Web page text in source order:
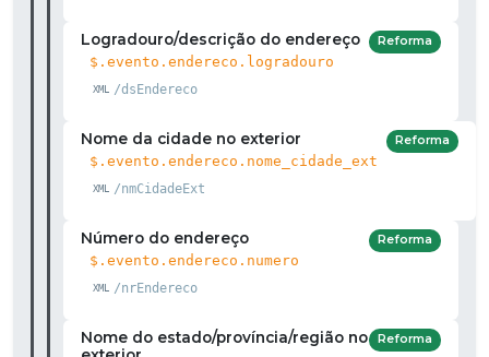
Logradouro/descrição do endereço
$.evento.endereco.logradouro
/dsEndereco
Reforma
Nome da cidade no exterior
$.evento.endereco.nome_cidade_ext
/nmCidadeExt
Reforma
Número do endereço
$.evento.endereco.numero
/nrEndereco
Reforma
Nome do estado/província/região no
Reforma